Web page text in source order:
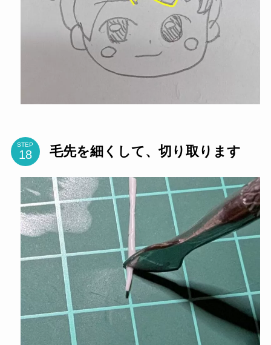
STEP 毛先を細くして、切り取ります